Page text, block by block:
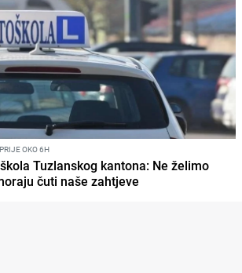
PRIJE OKO 6H
Tuzlanskog kantona: Ne želimo
čuti naše zahtjeve